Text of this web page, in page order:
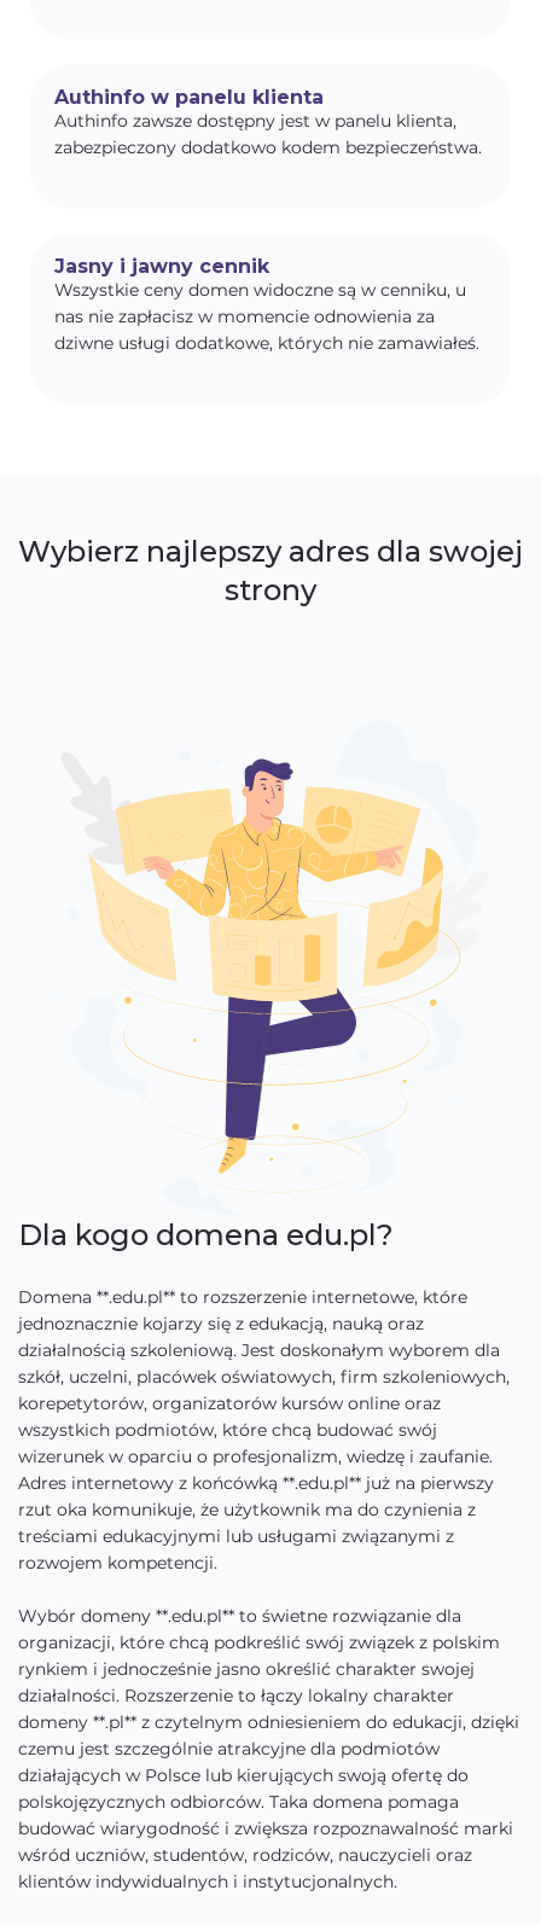
Authinfo w panelu klienta
Authinfo zawsze dostępny jest w panelu klienta,
zabezpieczony dodatkowo kodem bezpieczeństwa.
Jasny i jawny cennik
Wszystkie ceny domen widoczne są w cenniku, u
nas nie zapłacisz w momencie odnowienia za
dziwne usługi dodatkowe, których nie zamawiałeś.
Wybierz najlepszy adres dla swojej
strony
Dla kogo domena edu.pl?
Domena **.edu.pl** to rozszerzenie internetowe, które
jednoznacznie kojarzy się z edukacją, nauką oraz
działalnością szkoleniową. Jest doskonałym wyborem dla
szkół, uczelni, placówek oświatowych, firm szkoleniowych,
korepetytorów, organizatorów kursów online oraz
wszystkich podmiotów, które chcą budować swój
wizerunek w oparciu o profesjonalizm, wiedzę i zaufanie.
Adres internetowy z końcówką **.edu.pl** już na pierwszy
rzut oka komunikuje, że użytkownik ma do czynienia z
treściami edukacyjnymi lub usługami związanymi z
rozwojem kompetencji.
Wybór domeny **.edu.pl** to świetne rozwiązanie dla
organizacji, które chcą podkreślić swój związek z polskim
rynkiem i jednocześnie jasno określić charakter swojej
działalności. Rozszerzenie to łączy lokalny charakter
domeny **.pl** z czytelnym odniesieniem do edukacji, dzięki
czemu jest szczególnie atrakcyjne dla podmiotów
działających w Polsce lub kierujących swoją ofertę do
polskojęzycznych odbiorców. Taka domena pomaga
budować wiarygodność i zwiększa rozpoznawalność marki
wśród uczniów, studentów, rodziców, nauczycieli oraz
klientów indywidualnych i instytucjonalnych.